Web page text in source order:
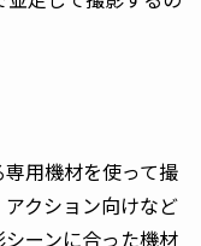
用機材を使って撮
クション向けなど
ーンに合った機材